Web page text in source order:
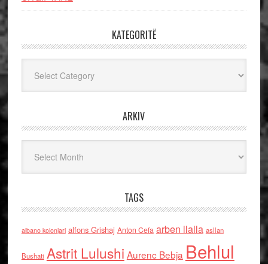
KATEGORITË
ARKIV
TAGS
albano kolonjari alfons Grishaj Anton Cefa arben llalla asllan
Bushati Astrit Lulushi Aurenc Bebja Behlul